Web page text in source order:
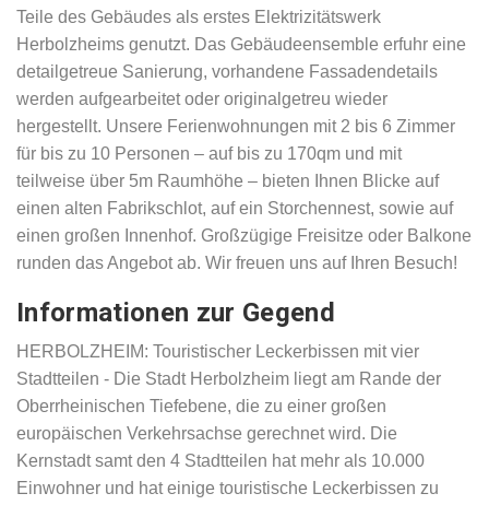
Teile des Gebäudes als erstes Elektrizitätswerk
Herbolzheims genutzt. Das Gebäudeensemble erfuhr eine
detailgetreue Sanierung, vorhandene Fassadendetails
werden aufgearbeitet oder originalgetreu wieder
hergestellt. Unsere Ferienwohnungen mit 2 bis 6 Zimmer
für bis zu 10 Personen – auf bis zu 170qm und mit
teilweise über 5m Raumhöhe – bieten Ihnen Blicke auf
einen alten Fabrikschlot, auf ein Storchennest, sowie auf
einen großen Innenhof. Großzügige Freisitze oder Balkone
runden das Angebot ab. Wir freuen uns auf Ihren Besuch!
Informationen zur Gegend
HERBOLZHEIM: Touristischer Leckerbissen mit vier
Stadtteilen - Die Stadt Herbolzheim liegt am Rande der
Oberrheinischen Tiefebene, die zu einer großen
europäischen Verkehrsachse gerechnet wird. Die
Kernstadt samt den 4 Stadtteilen hat mehr als 10.000
Einwohner und hat einige touristische Leckerbissen zu